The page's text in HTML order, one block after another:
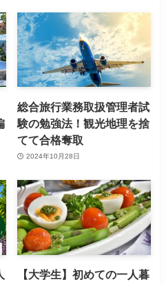
総合旅行業務取扱管理者試
験の勉強法！観光地理を捨
てて合格奪取
2024年10月28日
【大学生】初めての一人暮